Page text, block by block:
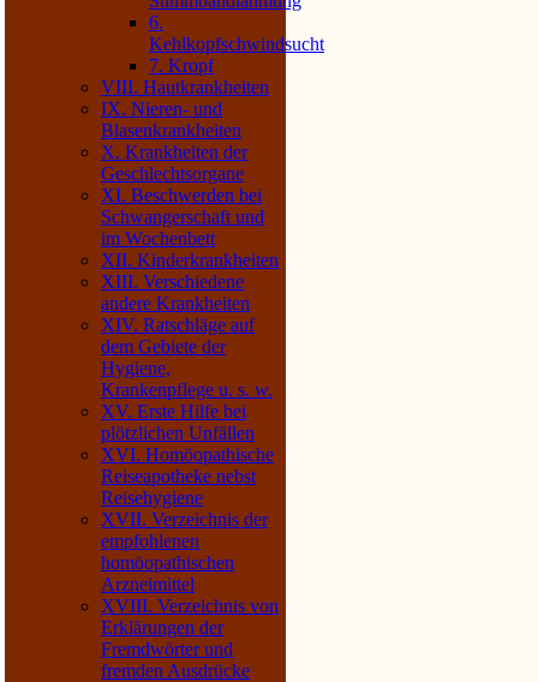
6.
Kehlkopfschwindsucht
7. Kropf
VIII. Hautkrankheiten
IX. Nieren- und
Blasenkrankheiten
X. Krankheiten der
Geschlechtsorgane
XI. Beschwerden bei
Schwangerschaft und
im Wochenbett
XII. Kinderkrankheiten
XIII. Verschiedene
andere Krankheiten
XIV. Ratschläge auf
dem Gebiete der
Hygiene,
Krankenpflege u. s. w.
XV. Erste Hilfe bei
plötzlichen Unfällen
XVI. Homöopathische
Reiseapotheke nebst
Reisehygiene
XVII. Verzeichnis der
empfohlenen
homöopathischen
Arzneimittel
XVIII. Verzeichnis von
Erklärungen der
Fremdwörter und
fremden Ausdrücke